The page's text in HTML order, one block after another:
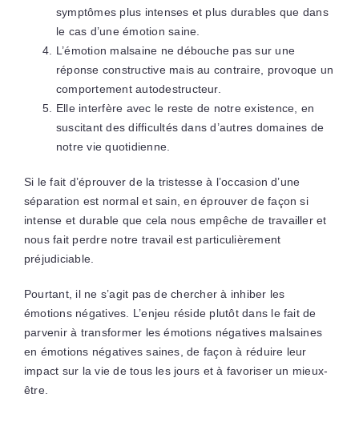
symptômes plus intenses et plus durables que dans
le cas d’une émotion saine.
L’émotion malsaine ne débouche pas sur une
réponse constructive mais au contraire, provoque un
comportement autodestructeur.
Elle interfère avec le reste de notre existence, en
suscitant des difficultés dans d’autres domaines de
notre vie quotidienne.
Si le fait d’éprouver de la tristesse à l’occasion d’une
séparation est normal et sain, en éprouver de façon si
intense et durable que cela nous empêche de travailler et
nous fait perdre notre travail est particulièrement
préjudiciable.
Pourtant, il ne s’agit pas de chercher à inhiber les
émotions négatives. L’enjeu réside plutôt dans le fait de
parvenir à transformer les émotions négatives malsaines
en émotions négatives saines, de façon à réduire leur
impact sur la vie de tous les jours et à favoriser un mieux-
être.